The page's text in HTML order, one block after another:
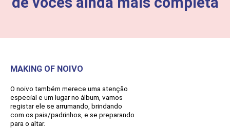
MAKING OF NOIVO
O noivo também merece uma atenção
especial e um lugar no álbum, vamos
registar ele se arrumando, brindando
com os pais/padrinhos, e se preparando
para o altar.